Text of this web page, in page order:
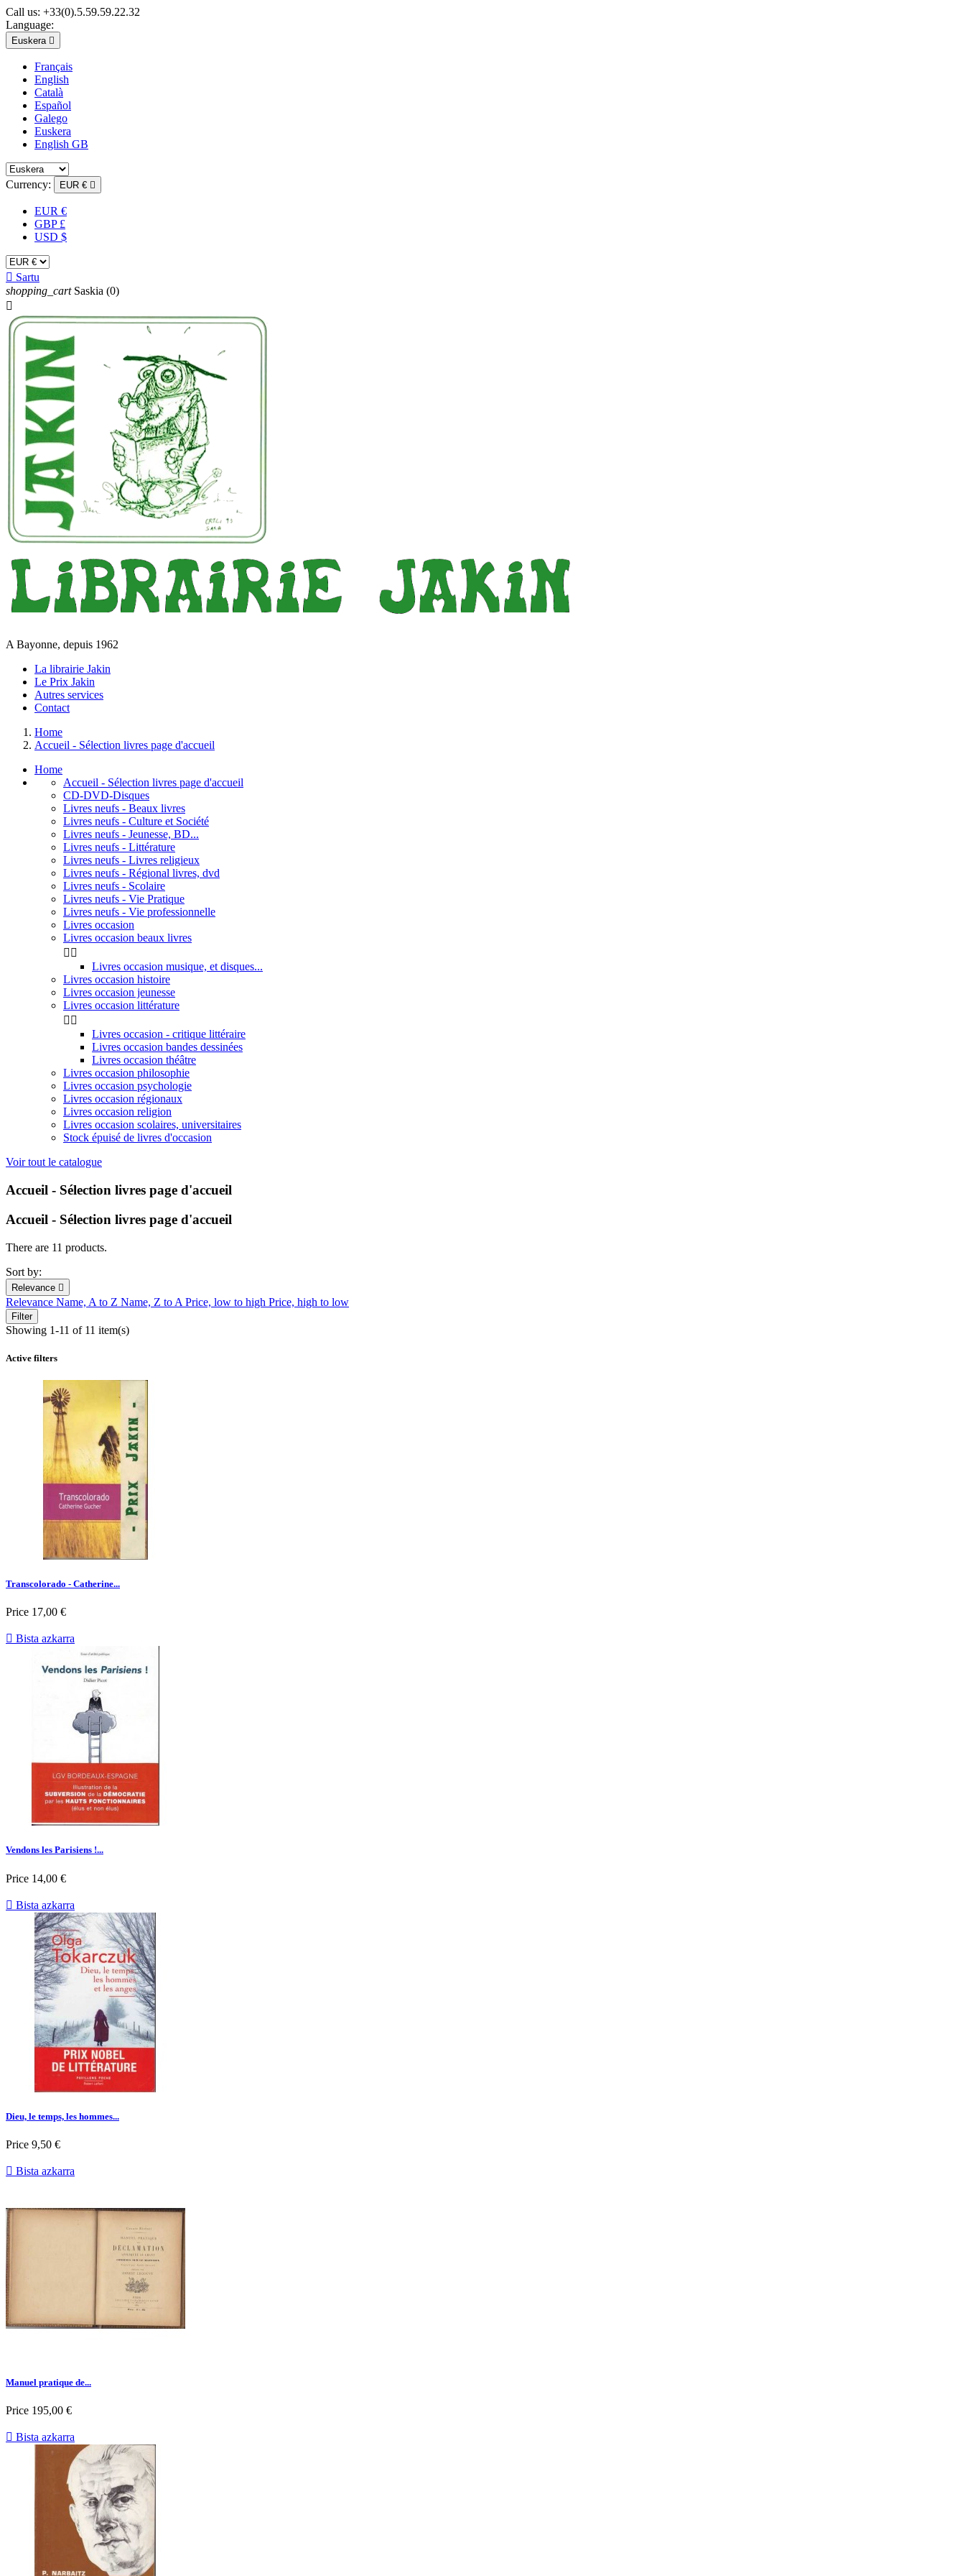
Call us: +33(0).5.59.59.22.32
Language:
Euskera 
Français
English
Català
Español
Galego
Euskera
English GB
Currency: EUR € 
EUR €
GBP £
USD $
 Sartu
shopping_cart Saskia (0)

A Bayonne, depuis 1962
La librairie Jakin
Le Prix Jakin
Autres services
Contact
Home
Accueil - Sélection livres page d'accueil
Home
Accueil - Sélection livres page d'accueil
CD-DVD-Disques
Livres neufs - Beaux livres
Livres neufs - Culture et Société
Livres neufs - Jeunesse, BD...
Livres neufs - Littérature
Livres neufs - Livres religieux
Livres neufs - Régional livres, dvd
Livres neufs - Scolaire
Livres neufs - Vie Pratique
Livres neufs - Vie professionnelle
Livres occasion
Livres occasion beaux livres
 
Livres occasion musique, et disques...
Livres occasion histoire
Livres occasion jeunesse
Livres occasion littérature
 
Livres occasion - critique littéraire
Livres occasion bandes dessinées
Livres occasion théâtre
Livres occasion philosophie
Livres occasion psychologie
Livres occasion régionaux
Livres occasion religion
Livres occasion scolaires, universitaires
Stock épuisé de livres d'occasion
Voir tout le catalogue
Accueil - Sélection livres page d'accueil
Accueil - Sélection livres page d'accueil
There are 11 products.
Sort by:
Relevance 
Relevance Name, A to Z Name, Z to A Price, low to high Price, high to low
Filter
Showing 1-11 of 11 item(s)
Active filters
Transcolorado - Catherine...
Price 17,00 €
 Bista azkarra
Vendons les Parisiens !...
Price 14,00 €
 Bista azkarra
Dieu, le temps, les hommes...
Price 9,50 €
 Bista azkarra
Manuel pratique de...
Price 195,00 €
 Bista azkarra